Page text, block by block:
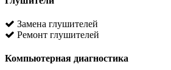
Замена глушителей
Ремонт глушителей
Компьютерная диагностика